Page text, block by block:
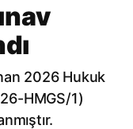
2026 Hukuk
HMGS/1)